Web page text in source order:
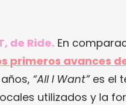
de Ride. En
primeros avances
años, “All I Want”es el
utilizados y la